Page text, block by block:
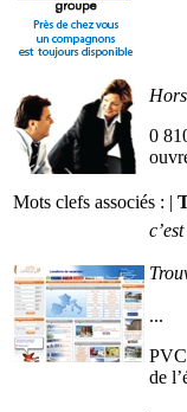
0
Mots clefs associés : |
...
de